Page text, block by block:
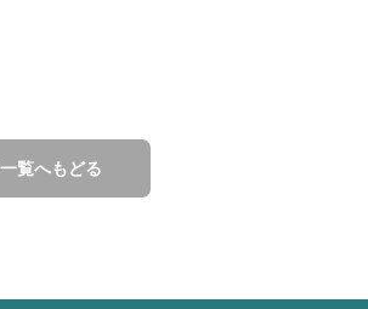
覧へもどる